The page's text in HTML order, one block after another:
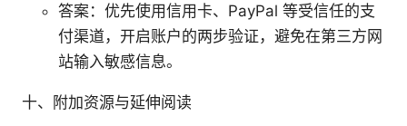
答案：优先使用信用卡、PayPal 等受信任的支
付渠道，开启账户的两步验证，避免在第三方网
站输入敏感信息。
十、附加资源与延伸阅读